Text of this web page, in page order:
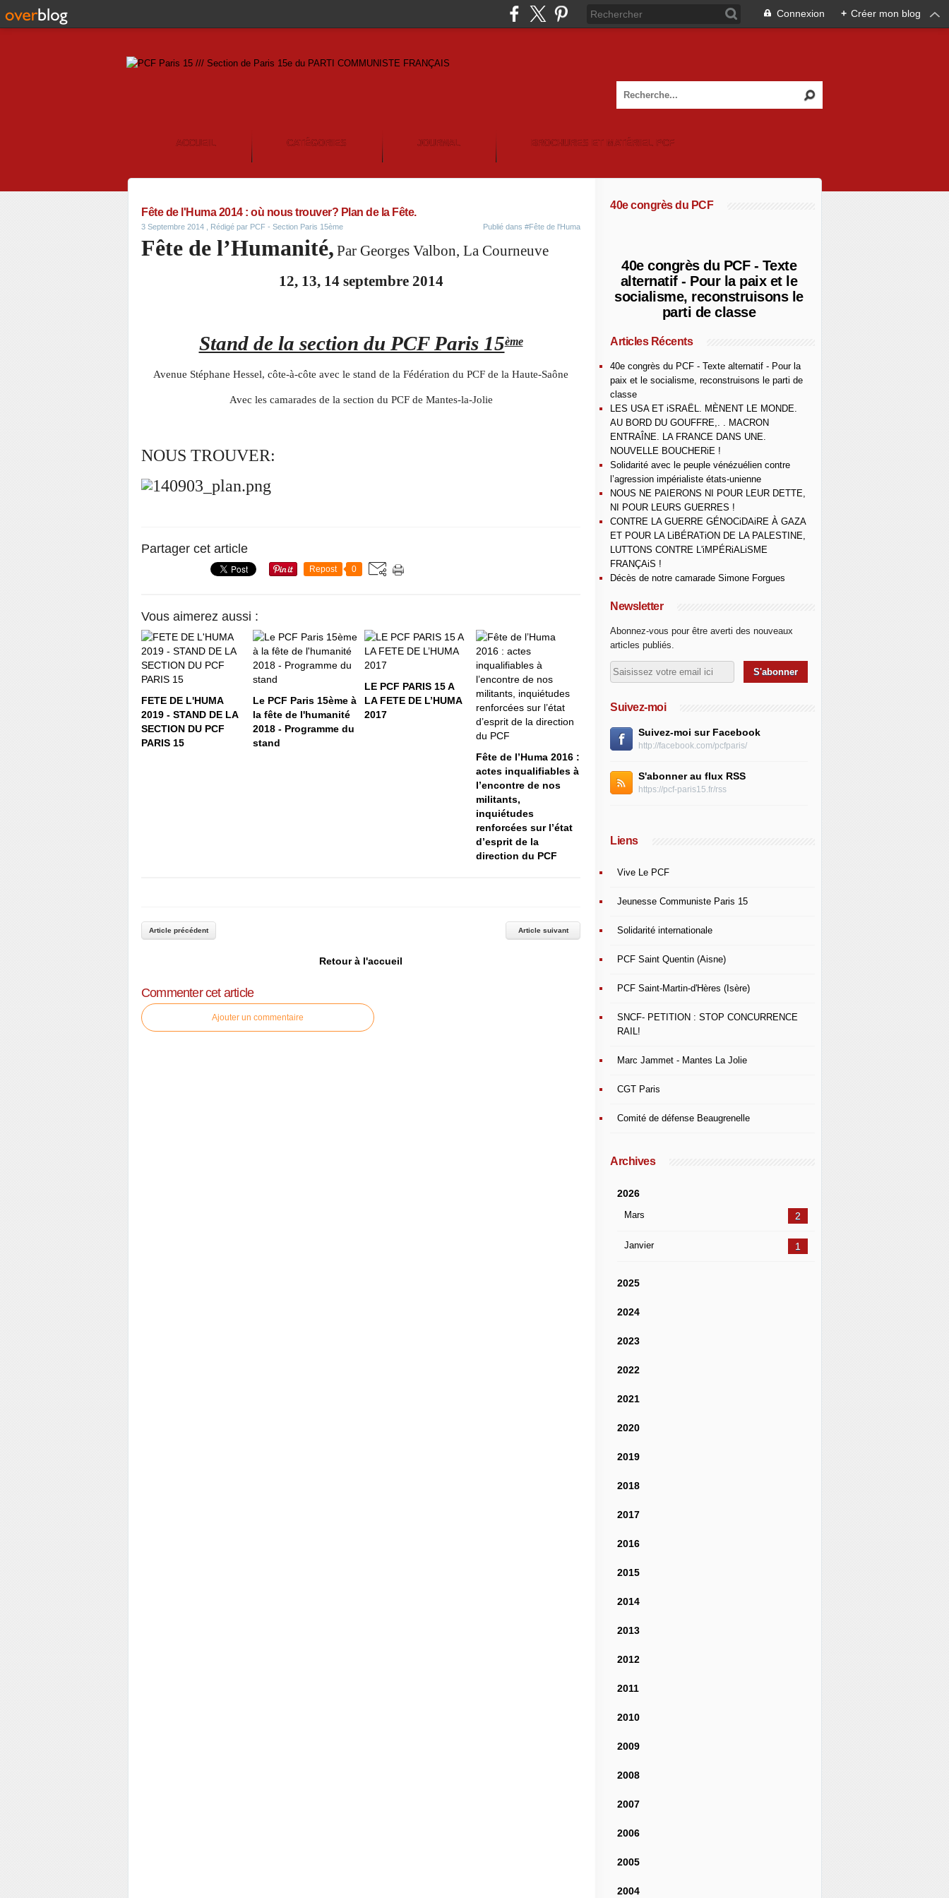
Connexion + Créer mon blog
ACCUEIL CATÉGORIES JOURNAL BROCHURES ET MATÉRIEL PCF
Fête de l'Huma 2014 : où nous trouver? Plan de la Fête.
3 Septembre 2014 , Rédigé par PCF - Section Paris 15ème Publié dans #Fête de l'Huma
Fête de l’Humanité, Par Georges Valbon, La Courneuve
12, 13, 14 septembre 2014
Stand de la section du PCF Paris 15ème
Avenue Stéphane Hessel, côte-à-côte avec le stand de la Fédération du PCF de la Haute-Saône
Avec les camarades de la section du PCF de Mantes-la-Jolie
NOUS TROUVER:
Partager cet article
Repost 0
Vous aimerez aussi :
FETE DE L'HUMA
2019 - STAND DE LA
SECTION DU PCF
PARIS 15
Le PCF Paris 15ème à
la fête de l'humanité
2018 - Programme du
stand
LE PCF PARIS 15 A
LA FETE DE L’HUMA
2017
Fête de l’Huma 2016 :
actes inqualifiables à
l’encontre de nos
militants,
inquiétudes
renforcées sur l’état
d’esprit de la
direction du PCF
Article précédent Article suivant
Retour à l'accueil
Commenter cet article
Ajouter un commentaire
40e congrès du PCF
40e congrès du PCF - Texte
alternatif - Pour la paix et le
socialisme, reconstruisons le
parti de classe
Articles Récents
40e congrès du PCF - Texte alternatif - Pour la
paix et le socialisme, reconstruisons le parti de
classe
LES USA ET iSRAËL. MÈNENT LE MONDE.
AU BORD DU GOUFFRE,. . MACRON
ENTRAÎNE. LA FRANCE DANS UNE.
NOUVELLE BOUCHERiE !
Solidarité avec le peuple vénézuélien contre
l’agression impérialiste états-unienne
NOUS NE PAIERONS NI POUR LEUR DETTE,
NI POUR LEURS GUERRES !
CONTRE LA GUERRE GÉNOCiDAiRE À GAZA
ET POUR LA LiBÉRATiON DE LA PALESTINE,
LUTTONS CONTRE L'iMPÉRiALiSME
FRANÇAiS !
Décès de notre camarade Simone Forgues
Newsletter
Abonnez-vous pour être averti des nouveaux
articles publiés.
Suivez-moi
Suivez-moi sur Facebook
http://facebook.com/pcfparis/
S'abonner au flux RSS
https://pcf-paris15.fr/rss
Liens
Vive Le PCF
Jeunesse Communiste Paris 15
Solidarité internationale
PCF Saint Quentin (Aisne)
PCF Saint-Martin-d'Hères (Isère)
SNCF- PETITION : STOP CONCURRENCE
RAIL!
Marc Jammet - Mantes La Jolie
CGT Paris
Comité de défense Beaugrenelle
Archives
2026
Mars 2
Janvier 1
2025
2024
2023
2022
2021
2020
2019
2018
2017
2016
2015
2014
2013
2012
2011
2010
2009
2008
2007
2006
2005
2004